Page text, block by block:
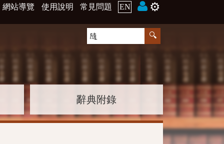
網站導覽 使用說明 常見問題 EN ⚙️
辭典附錄